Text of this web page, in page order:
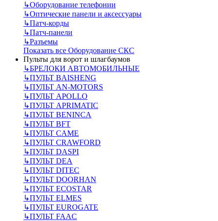
↳Оборудование телефонии
↳Оптические панели и аксессуары
↳Патч-корды
↳Патч-панели
↳Разъемы
Показать все Оборудование СКС
Пульты для ворот и шлагбаумов
↳БРЕЛОКИ АВТОМОБИЛЬНЫЕ
↳ПУЛЬТ BAISHENG
↳ПУЛЬТ AN-MOTORS
↳ПУЛЬТ APOLLO
↳ПУЛЬТ APRIMATIC
↳ПУЛЬТ BENINCA
↳ПУЛЬТ BFT
↳ПУЛЬТ CAME
↳ПУЛЬТ CRAWFORD
↳ПУЛЬТ DASPI
↳ПУЛЬТ DEA
↳ПУЛЬТ DITEC
↳ПУЛЬТ DOORHAN
↳ПУЛЬТ ECOSTAR
↳ПУЛЬТ ELMES
↳ПУЛЬТ EUROGATE
↳ПУЛЬТ FAAC